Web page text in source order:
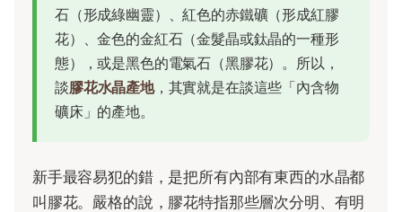
石（形成綠幽靈）、紅色的赤鐵礦（形成紅膠
花）、金色的金紅石（金髮晶或鈦晶的一種形
態），或是黑色的電氣石（黑膠花）。所以，
談膠花水晶產地，其實就是在談這些「內含物
礦床」的產地。
新手最容易犯的錯，是把所有內部有東西的水晶都
叫膠花。嚴格的說，膠花特指那些層次分明、有明